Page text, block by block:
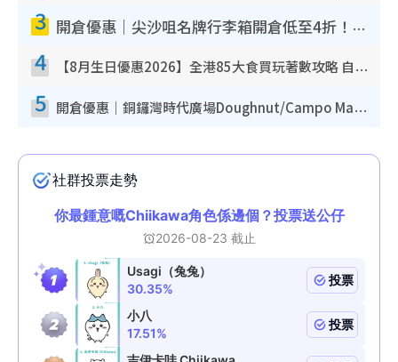
3 開倉優惠｜尖沙咀名牌行李箱開倉低至4折！一連5日 American Tourister/ace./Hallmark $200起！
4 【8月生日優惠2026】全港85大食買玩著數攻略 自助餐/火鍋放題同行免費＋誠品/DONKI送現金券
5 開倉優惠｜銅鑼灣時代廣場Doughnut/Campo Marzio開倉低至1折！背囊、書包、手袋劈價$200起